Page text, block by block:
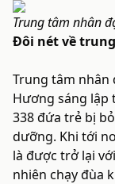
Trung tâm nhân
Đôi nét về
Trung tâm nhân
Hương sáng lập
338 đứa trẻ bị
dưỡng. Khi tới
là được trở lại
nhiên chạy đùa